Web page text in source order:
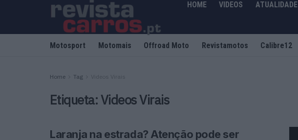
HOME VIDEOS ATUALIDADE
Motosport Motomais Offroad Moto Revistamotos Calibre12
Home Tag Videos Virais
Etiqueta:Videos Virais
Laranja na estrada? Atenção pode ser